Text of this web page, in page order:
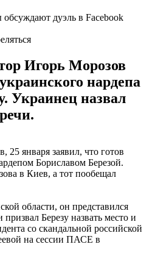
Игорь Морозов
нардепа
Украинец назвал
января заявил, что готов
Бориславом Березой.
в Киев, а тот пообещал
области, он представился
Березу назвать место и
со скандальной российской
на сессии ПАСЕ в